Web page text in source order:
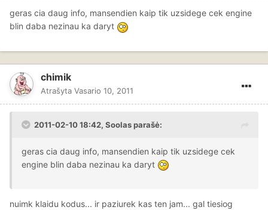
geras cia daug info, mansendien kaip tik uzsidege cek engine
blin daba nezinau ka daryt
chimik
Atrašyta Vasario 10, 2011
2011-02-10 18:42, Soolas parašė:
geras cia daug info, mansendien kaip tik uzsidege cek
engine blin daba nezinau ka daryt
nuimk klaidu kodus... ir paziurek kas ten jam... gal tiesiog